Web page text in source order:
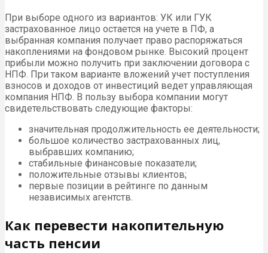
При выборе одного из вариантов: УК или ГУК
застрахованное лицо остается на учете в ПФ, а
выбранная компания получает право распоряжаться
накоплениями на фондовом рынке. Высокий процент
прибыли можно получить при заключении договора с
НПФ. При таком варианте вложений учет поступления
взносов и доходов от инвестиций ведет управляющая
компания НПФ. В пользу выбора компании могут
свидетельствовать следующие факторы:
значительная продолжительность ее деятельности;
большое количество застрахованных лиц,
выбравших компанию;
стабильные финансовые показатели;
положительные отзывы клиентов;
первые позиции в рейтинге по данным
независимых агентств.
Как перевести накопительную
часть пенсии